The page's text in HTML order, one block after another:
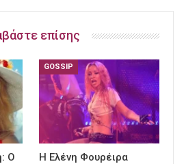
επίσης
Ο
GOSSIP
Η Ελένη Φουρέιρα